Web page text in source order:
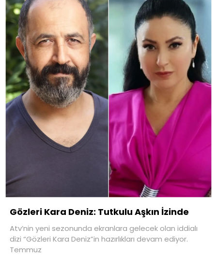
Gözleri Kara Deniz: Tutkulu Aşkın İzinde
Atv’nin yeni sezonunda ekranlara gelecek olan iddialı
dizi “Gözleri Kara Deniz”in hazırlıkları devam ediyor.
Temmuz